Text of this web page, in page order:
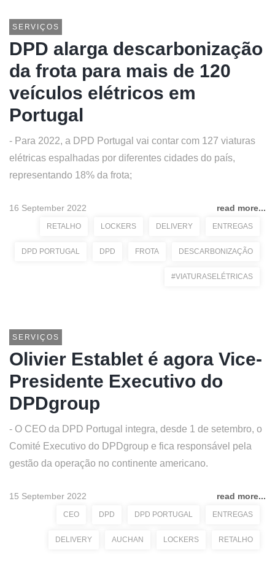
SERVIÇOS
DPD alarga descarbonização
da frota para mais de 120
veículos elétricos em
Portugal
- Para 2022, a DPD Portugal vai contar com 127 viaturas
elétricas espalhadas por diferentes cidades do país,
representando 18% da frota;
16 September 2022 read more...
RETALHO LOCKERS DELIVERY ENTREGAS
DPD PORTUGAL DPD FROTA DESCARBONIZAÇÃO
#VIATURASELÉTRICAS
SERVIÇOS
Olivier Establet é agora Vice-
Presidente Executivo do
DPDgroup
- O CEO da DPD Portugal integra, desde 1 de setembro, o
Comité Executivo do DPDgroup e fica responsável pela
gestão da operação no continente americano.
15 September 2022 read more...
CEO DPD DPD PORTUGAL ENTREGAS
DELIVERY AUCHAN LOCKERS RETALHO